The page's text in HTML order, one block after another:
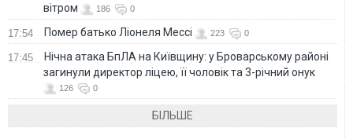
вітром
186 0
17:54 Помер батько Ліонеля Мессі 223 0
17:45
Нічна атака БпЛА на Київщину: у Броварському районі
загинули директор ліцею, її чоловік та 3-річний онук
126 0
БІЛЬШЕ